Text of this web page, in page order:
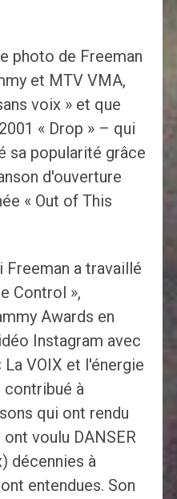
photo de Freeman
et MTV VMA,
voix » et que
« Drop » – qui
sa popularité grâce
d'ouverture
« Out of This
a travaillé
Control »,
Awards en
Instagram avec
La VOIX et l'énergie
contribué à
qui ont rendu
ont voulu DANSER
décennies à
entendues. Son